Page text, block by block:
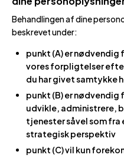
Behandlingen af dine
beskrevet under:
punkt (A) er
vores forpligtelser
du har givet samtykke
punkt (B) er nødvendig
udvikle, administrere,
tjenester såvel som
strategisk perspektiv
punkt (C) vil kun